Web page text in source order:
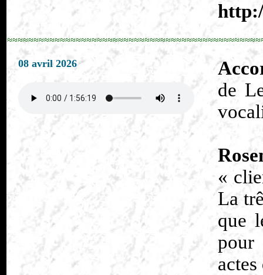
08 avril 2026
de
«
La
que
pour
actes